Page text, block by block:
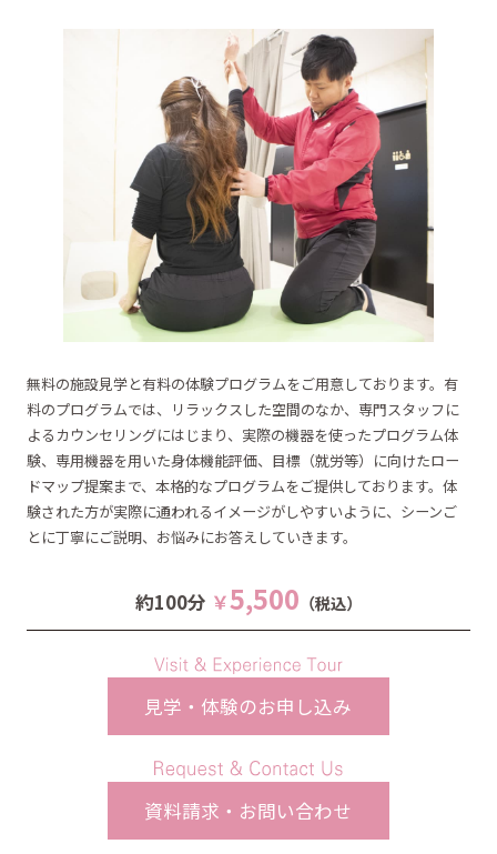
無料の施設見学と有料の体験プログラムをご用意しております。有
料のプログラムでは、リラックスした空間のなか、専門スタッフに
よるカウンセリングにはじまり、実際の機器を使ったプログラム体
験、専用機器を用いた身体機能評価、目標（就労等）に向けたロー
ドマップ提案まで、本格的なプログラムをご提供しております。体
験された方が実際に通われるイメージがしやすいように、シーンご
とに丁寧にご説明、お悩みにお答えしていきます。
約100分 ￥5,500 （税込）
見学・体験のお申し込み
資料請求・お問い合わせ